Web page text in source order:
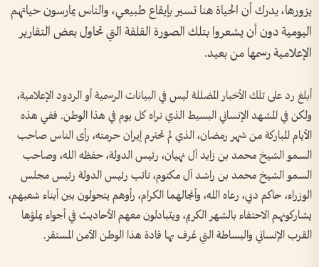
يزورها، يدرك أن الحياة هنا تسير بإيقاع طبيعي، والناس يمارسون حياتهم
اليومية دون أن يشعروا بتلك الصورة القلقة التي تحاول بعض التقارير
الإعلامية رسمها من بعيد.
أبلغ رد على تلك الأخبار المضللة ليس في البيانات الرسمية أو الردود الإعلامية،
ولكن في المشهد الإنساني البسيط الذي نراه كل يوم في هذا الوطن. ففي هذه
الأيام المباركة من شهر رمضان، الذي لم تحترم إيران حرمته، رأى الناس صاحب
السمو الشيخ محمد بن زايد آل نهيان، رئيس الدولة، حفظه الله، وصاحب
السمو الشيخ محمد بن راشد آل مكتوم، نائب رئيس الدولة رئيس مجلس
الوزراء، حاكم دبي، رعاه الله، وأنجالهما الكرام، رأوهم يتجولون بين أبناء شعبهم،
يشاركونهم الاحتفاء بالشهر الكريم، ويتبادلون معهم الأحاديث في أجواء يملؤها
القرب الإنساني والبساطة التي عُرف بها قادة هذا الوطن الآمن المستقر.